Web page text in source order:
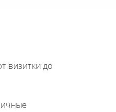
визитки до